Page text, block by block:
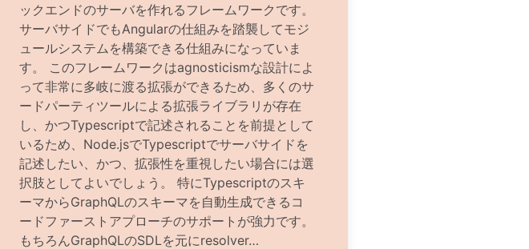
ックエンドのサーバを作れるフレームワークです。
サーバサイドでもAngularの仕組みを踏襲してモジ
ュールシステムを構築できる仕組みになっていま
す。 このフレームワークはagnosticismな設計によ
って非常に多岐に渡る拡張ができるため、多くのサ
ードパーティツールによる拡張ライブラリが存在
し、かつTypescriptで記述されることを前提として
いるため、Node.jsでTypescriptでサーバサイドを
記述したい、かつ、拡張性を重視したい場合には選
択肢としてよいでしょう。 特にTypescriptのスキ
ーマからGraphQLのスキーマを自動生成できるコ
ードファーストアプローチのサポートが強力です。
もちろんGraphQLのSDLを元にresolver…